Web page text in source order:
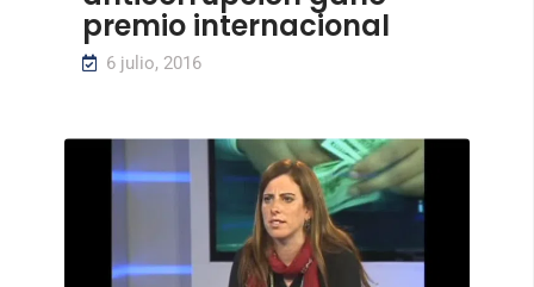
premio internacional
6 julio, 2016